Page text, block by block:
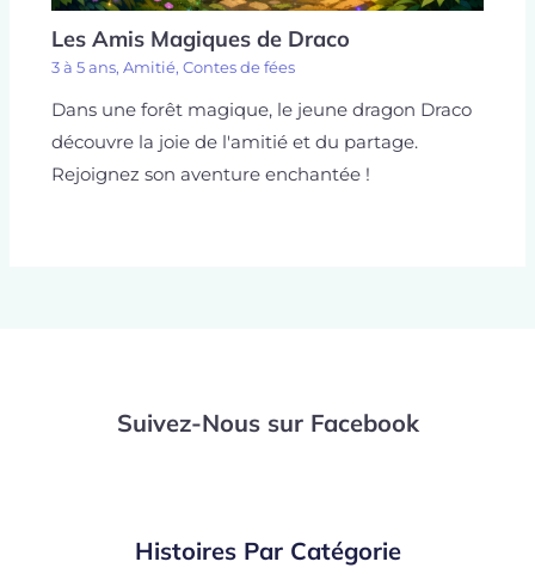
Les Amis Magiques de Draco
3 à 5 ans, Amitié, Contes de fées
Dans une forêt magique, le jeune dragon Draco
découvre la joie de l'amitié et du partage.
Rejoignez son aventure enchantée !
Suivez-Nous sur Facebook
Histoires Par Catégorie